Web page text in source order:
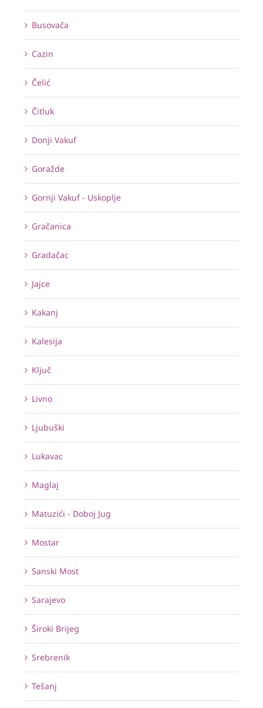
Busovača
Cazin
Čelić
Čitluk
Donji Vakuf
Goražde
Gornji Vakuf - Uskoplje
Gračanica
Gradačac
Jajce
Kakanj
Kalesija
Ključ
Livno
Ljubuški
Lukavac
Maglaj
Matuzići - Doboj Jug
Mostar
Sanski Most
Sarajevo
Široki Brijeg
Srebrenik
Tešanj